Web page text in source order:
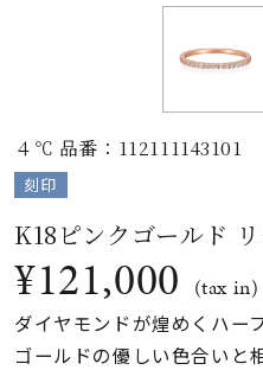
石の色
ファッションテイス
ト
着用シーン
４℃ 品番：112111143101
刻印
K18ピンクゴールド
¥121,000 (tax in)
ダイヤモンドが煌めくハー
ゴールドの優しい色合いと